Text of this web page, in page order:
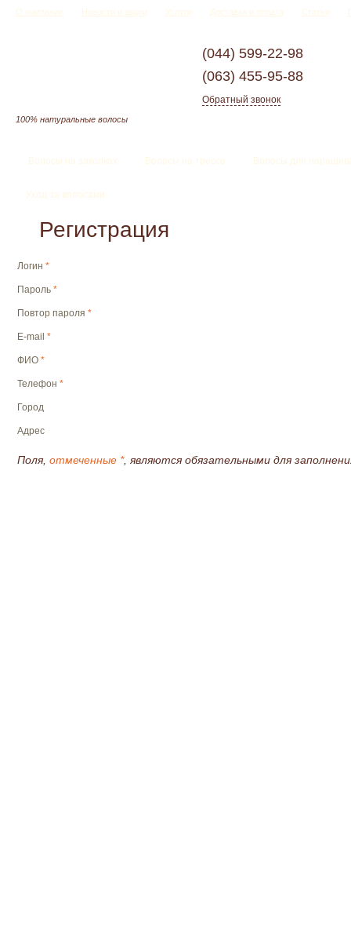
О компании Новости и акции Услуги Доставка и оплата Статьи
100% натуральные волосы
(044) 599-22-98
(063) 455-95-88
Обратный звонок
Волосы на заколках Волосы на трессе Волосы для
Уход за волосами
Регистрация
Логин *
Пароль *
Повтор пароля *
E-mail *
ФИО *
Телефон *
Город
Адрес
Поля, отмеченные *, являются обязательными для